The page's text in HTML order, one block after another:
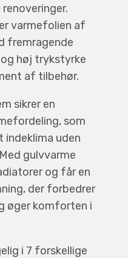
varmefolien af
fremragende
høj trykstyrke
af tilbehør.
sikrer en
som
uden
gulvvarme
og får en
der forbedrer
øger komforten i
i 7 forskellige